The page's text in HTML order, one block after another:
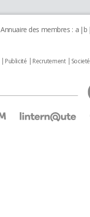
Annuaire des membres : a b
Publicité Recrutement Societé